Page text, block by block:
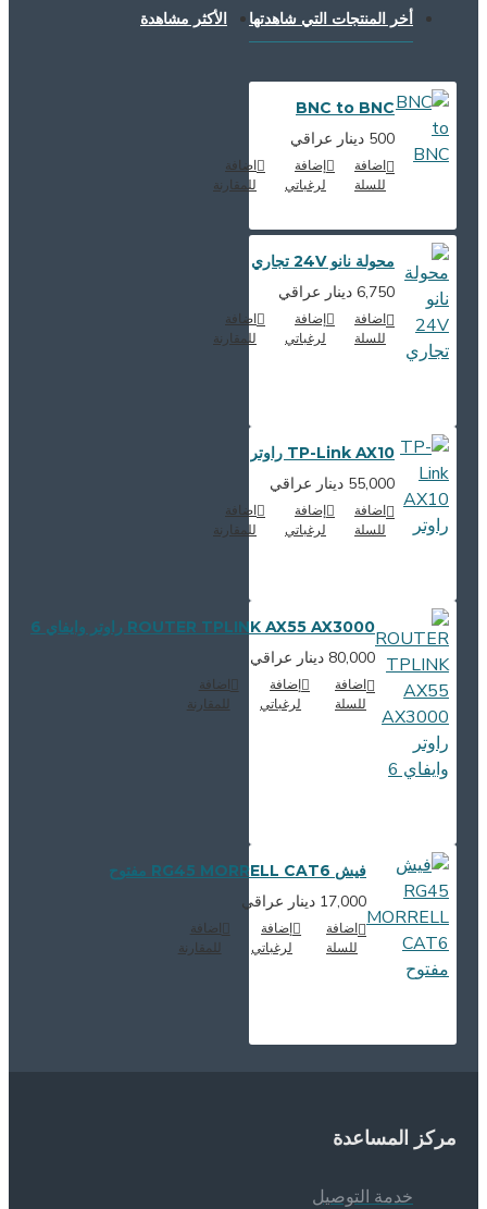
أخر المنتجات التي شاهدتها الأكثر مشاهدة
BNC to BNC
اضافة
إضافة
لرغباتي
اضافة
للمقارنة
محولة نانو 24V تجاري
6,750 دينار عراقي
اضافة
للسلة
إضافة
لرغباتي
اضافة
للمقارنة
TP-Link AX10 راوتر
55,000 دينار عراقي
اضافة
للسلة
إضافة
لرغباتي
اضافة
للمقارنة
ROUTER TPLINK AX55 AX3000 راوتر وايفاي 6
80,000 دينار عراقي
اضافة
إضافة
لرغباتي
للمقارنة
فيش RG45 MORRELL CAT6 مفتوح
17,000 دينار عراقي
اضافة
إضافة
لرغباتي
للمقارنة
المساعدة
خدمة التوصيل